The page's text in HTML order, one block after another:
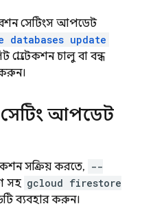
সেটিংস আপডেট
update
প্রোটেকশন চালু বা বন্ধ
সেটিং আপডেট
সক্রিয় করতে, --
সহ gcloud firestore
ব্যবহার করুন।